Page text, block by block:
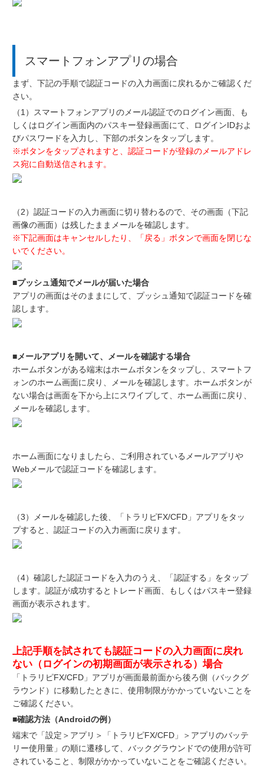
スマートフォンアプリの場合
まず、下記の手順で認証コードの入力画面に戻れるかご確認くだ
さい。
（1）スマートフォンアプリのメール認証でのログイン画面、も
しくはログイン画面内のパスキー登録画面にて、ログインIDおよ
びパスワードを入力し、下部のボタンをタップします。
※ボタンをタップされますと、認証コードが登録のメールアドレ
ス宛に自動送信されます。
（2）認証コードの入力画面に切り替わるので、その画面（下記
画像の画面）は残したままメールを確認します。
※下記画面はキャンセルしたり、「戻る」ボタンで画面を閉じな
いでください。
■プッシュ通知でメールが届いた場合
アプリの画面はそのままにして、プッシュ通知で認証コードを確
認します。
■メールアプリを開いて、メールを確認する場合
ホームボタンがある端末はホームボタンをタップし、スマートフ
ォンのホーム画面に戻り、メールを確認します。ホームボタンが
ない場合は画面を下から上にスワイプして、ホーム画面に戻り、
メールを確認します。
ホーム画面になりましたら、ご利用されているメールアプリや
Webメールで認証コードを確認します。
（3）メールを確認した後、「トラリピFX/CFD」アプリをタッ
プすると、認証コードの入力画面に戻ります。
（4）確認した認証コードを入力のうえ、「認証する」をタップ
します。認証が成功するとトレード画面、もしくはパスキー登録
画面が表示されます。
上記手順を試されても認証コードの入力画面に戻れ
ない（ログインの初期画面が表示される）場合
「トラリピFX/CFD」アプリが画面最前面から後ろ側（バックグ
ラウンド）に移動したときに、使用制限がかかっていないことを
ご確認ください。
■確認方法（Androidの例）
端末で「設定＞アプリ＞「トラリピFX/CFD」＞アプリのバッテ
リー使用量」の順に遷移して、バックグラウンドでの使用が許可
されていること、制限がかかっていないことをご確認ください。